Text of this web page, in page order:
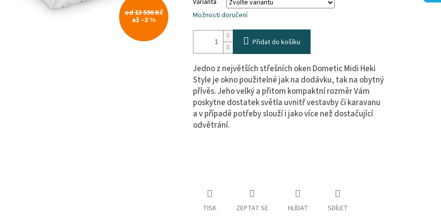
od 13 590 Kč
až –3 %
Varianta
Možnosti doručení
Přidat do košíku
Jedno z největších střešních oken Dometic Midi Heki
Style je okno použitelné jak na dodávku, tak na obytný
přívěs. Jeho velký a přitom kompaktní rozměr Vám
poskytne dostatek světla uvnitř vestavby či karavanu
a v případě potřeby slouží i jako více než dostačující
odvětrání.
TISK ZEPTAT SE HLÍDAT SDÍLET